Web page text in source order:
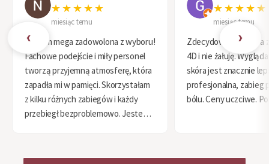
‹
★★★★★
miesiąc temu
Jestem mega zadowolona z wyboru!
Fachowe podejście i miły personel
tworzą przyjemną atmosferę, która
zapadła mi w pamięci. Skorzystałam
z kilku różnych zabiegów i każdy
przebiegł bezproblemowo. Jestem
kto się waha!
★★★★★
miesiąc temu
Zdecydowałem się na
4D i nie żałuję.
skóra jest znacznie
profesjonalna, zabieg
bólu. Ceny uczciwe.
›